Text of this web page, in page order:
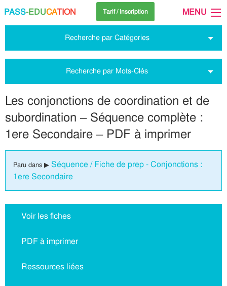
PASS-EDUCATION Tarif / Inscription MENU
Recherche par Catégories
Recherche par Mots-Clés
Les conjonctions de coordination et de
subordination – Séquence complète :
1ere Secondaire – PDF à imprimer
Paru dans ▶ Séquence / Fiche de prep - Conjonctions :
1ere Secondaire
Voir les fiches
PDF à imprimer
Ressources liées